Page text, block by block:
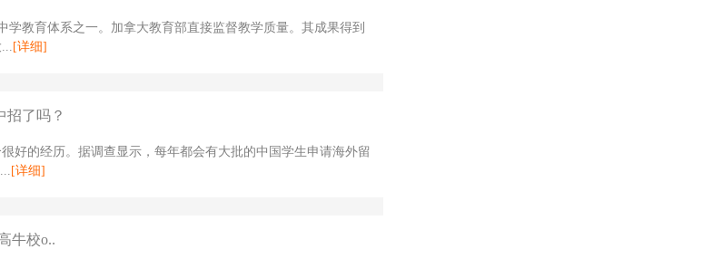
学教育体系之一。加拿大教育部直接监督教学质量。其成果得到
[详细]
招了吗？
好的经历。据调查显示，每年都会有大批的中国学生申请海外留
[详细]
牛校o..